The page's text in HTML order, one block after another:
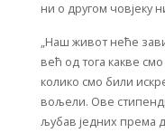
ни о другом човјеку
„Наш живот неће
већ од тога какве
колико смо били
вољели. Ове
љубав једних према